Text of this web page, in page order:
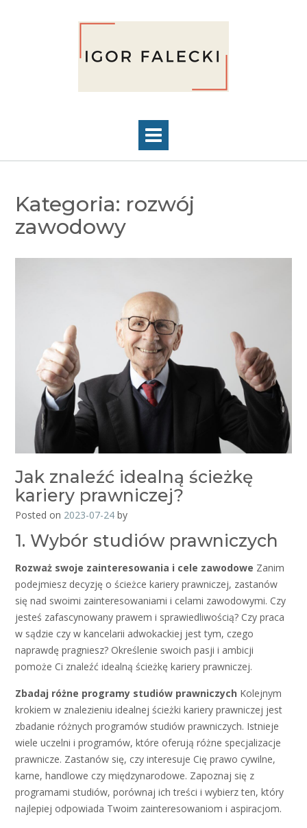
Kategoria: rozwój
zawodowy
Jak znaleźć idealną ścieżkę
kariery prawniczej?
Posted on 2023-07-24 by
1. Wybór studiów prawniczych
Rozważ swoje zainteresowania i cele zawodowe Zanim
podejmiesz decyzję o ścieżce kariery prawniczej, zastanów
się nad swoimi zainteresowaniami i celami zawodowymi. Czy
jesteś zafascynowany prawem i sprawiedliwością? Czy praca
w sądzie czy w kancelarii adwokackiej jest tym, czego
naprawdę pragniesz? Określenie swoich pasji i ambicji
pomoże Ci znaleźć idealną ścieżkę kariery prawniczej.
Zbadaj różne programy studiów prawniczych Kolejnym
krokiem w znalezieniu idealnej ścieżki kariery prawniczej jest
zbadanie różnych programów studiów prawniczych. Istnieje
wiele uczelni i programów, które oferują różne specjalizacje
prawnicze. Zastanów się, czy interesuje Cię prawo cywilne,
karne, handlowe czy międzynarodowe. Zapoznaj się z
programami studiów, porównaj ich treści i wybierz ten, który
najlepiej odpowiada Twoim zainteresowaniom i aspiracjom.